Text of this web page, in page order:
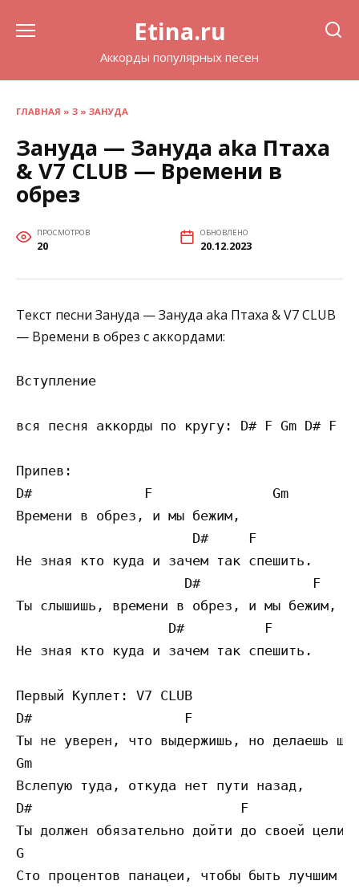
Etina.ru
Аккорды популярных песен
ГЛАВНАЯ » З » ЗАНУДА
Зануда — Зануда aka Птаха
& V7 CLUB — Времени в
обрез
ПРОСМОТРОВ
20
ОБНОВЛЕНО
20.12.2023
Текст песни Зануда — Зануда aka Птаха & V7 CLUB
— Времени в обрез с аккордами:
Вступление
вся песня аккорды по кругу: D# F Gm D# F G
Припев:
D#              F               Gm
Времени в обрез, и мы бежим,
D#     F
Не зная кто куда и зачем так спешить.
D#              F
Ты слышишь, времени в обрез, и мы бежим,
D#          F
Не зная кто куда и зачем так спешить.
Первый Куплет: V7 CLUB
D#                   F
Ты не уверен, что выдержишь, но делаешь
Gm
Вслепую туда, откуда нет пути назад,
D#                          F
Ты должен обязательно дойти до своей цели,
G
Сто процентов панацеи, чтобы быть лучшим